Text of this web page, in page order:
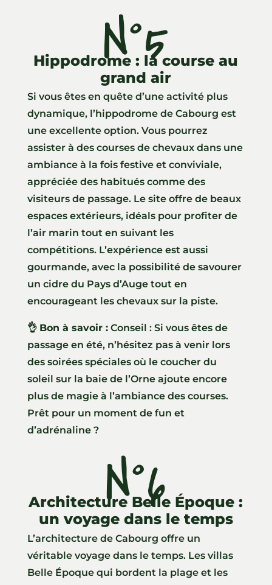
N°5
Hippodrome : la course au
grand air
Si vous êtes en quête d’une activité plus
dynamique, l’hippodrome de Cabourg est
une excellente option. Vous pourrez
assister à des courses de chevaux dans une
ambiance à la fois festive et conviviale,
appréciée des habitués comme des
visiteurs de passage. Le site offre de beaux
espaces extérieurs, idéals pour profiter de
l’air marin tout en suivant les
compétitions. L’expérience est aussi
gourmande, avec la possibilité de savourer
un cidre du Pays d’Auge tout en
encourageant les chevaux sur la piste.
👌 Bon à savoir :Conseil : Si vous êtes de
passage en été, n’hésitez pas à venir lors
des soirées spéciales où le coucher du
soleil sur la baie de l’Orne ajoute encore
plus de magie à l’ambiance des courses.
Prêt pour un moment de fun et
d’adrénaline ?
N°6
Architecture Belle Époque :
un voyage dans le temps
L’architecture de Cabourg offre un
véritable voyage dans le temps. Les villas
Belle Époque qui bordent la plage et les